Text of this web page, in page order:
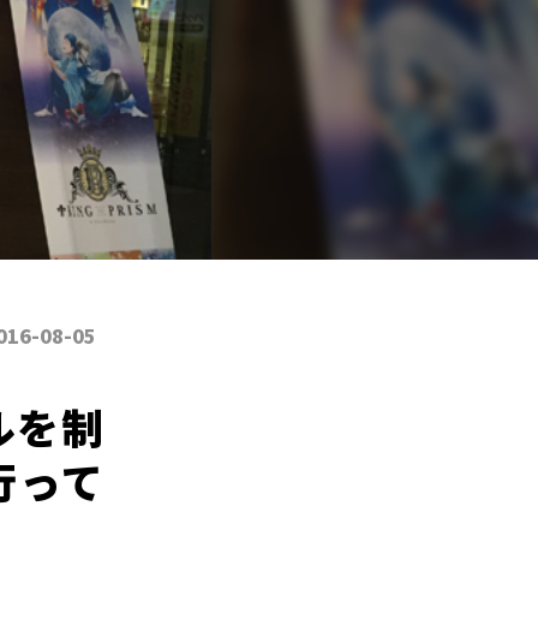
08-05
を制
て